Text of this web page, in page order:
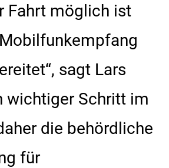
Fahrt möglich ist
sagt Lars
wichtiger Schritt im
die behördliche
für